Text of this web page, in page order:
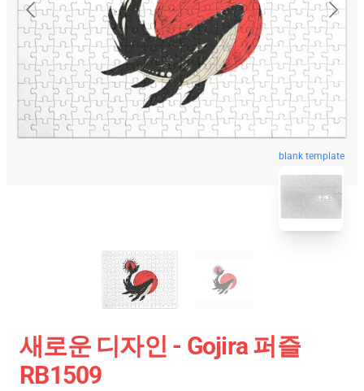
blank template
새로운 디자인 - Gojira 퍼즐
RB1509